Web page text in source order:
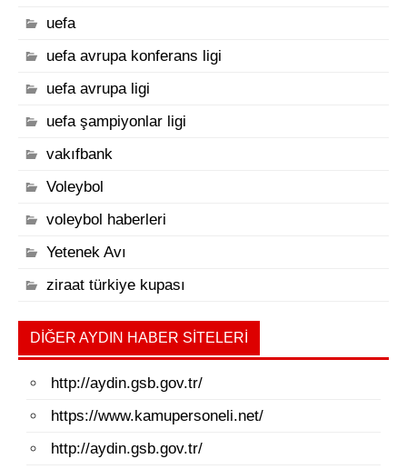
uefa
uefa avrupa konferans ligi
uefa avrupa ligi
uefa şampiyonlar ligi
vakıfbank
Voleybol
voleybol haberleri
Yetenek Avı
ziraat türkiye kupası
DIĞER AYDIN HABER SITELERI
http://aydin.gsb.gov.tr/
https://www.kamupersoneli.net/
http://aydin.gsb.gov.tr/